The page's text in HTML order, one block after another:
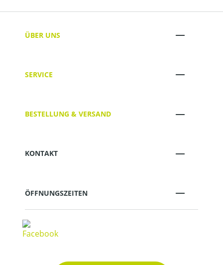
ÜBER UNS
SERVICE
BESTELLUNG & VERSAND
KONTAKT
ÖFFNUNGSZEITEN